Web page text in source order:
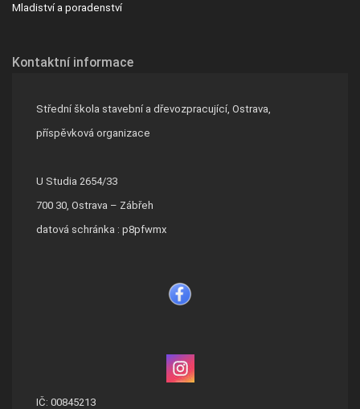
Mladiství a poradenství
Kontaktní informace
Střední škola stavební a dřevozpracující, Ostrava,
příspěvková organizace
U Studia 2654/33
700 30, Ostrava – Zábřeh
datová schránka : p8pfwmx
IČ: 00845213